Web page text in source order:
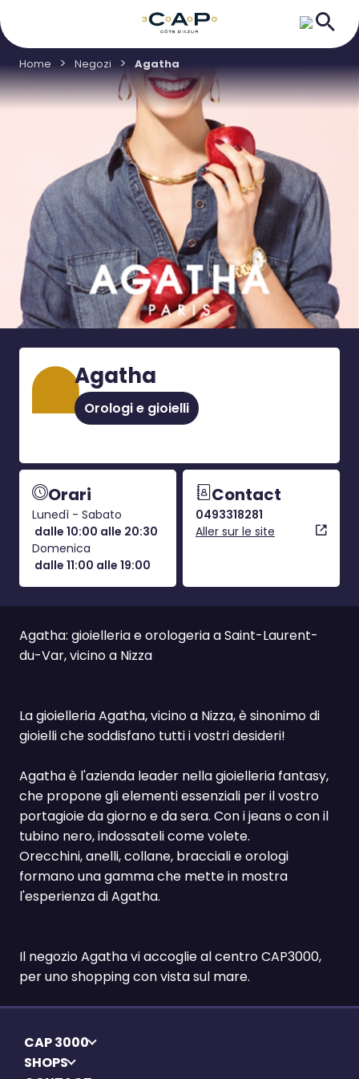
Home Negozi Agatha
Agatha
Orologi e gioielli
Orari
Lunedì - Sabato
dalle 10:00 alle 20:30
Domenica
dalle 11:00 alle 19:00
Contact
0493318281
Aller sur le site
Agatha: gioielleria e orologeria a Saint-Laurent-
du-Var, vicino a Nizza
La gioielleria Agatha, vicino a Nizza, è sinonimo di
gioielli che soddisfano tutti i vostri desideri!
Agatha è l'azienda leader nella gioielleria fantasy,
che propone gli elementi essenziali per il vostro
portagioie da giorno e da sera. Con i jeans o con il
tubino nero, indossateli come volete.
Orecchini, anelli, collane, bracciali e orologi
formano una gamma che mette in mostra
l'esperienza di Agatha.
Il negozio Agatha vi accoglie al centro CAP3000,
per uno shopping con vista sul mare.
CAP 3000
SHOPS